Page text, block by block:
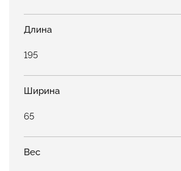
Длина
195
Ширина
65
Вес